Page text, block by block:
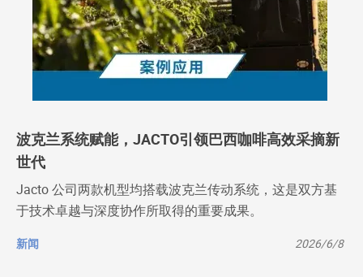
波克兰系统赋能，JACTO引领巴西咖啡高效采摘新
世代
Jacto 公司两款机型均搭载波克兰传动系统，这是双方基
于技术卓越与深度协作所取得的重要成果。
新闻 2026/6/8